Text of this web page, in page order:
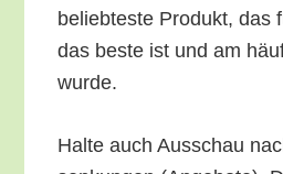
belieb­tes­te Pro­dukt, das
das bes­te ist und am
wurde.
Hal­te auch Aus­schau